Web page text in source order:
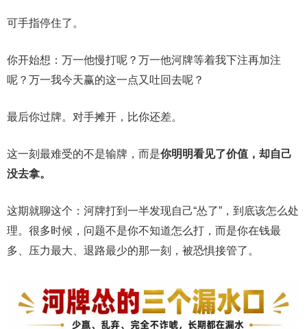
可手指停住了。
你开始想：万一他慢打呢？万一他河牌等着我下注再加注
呢？万一我今天赢的这一点又吐回去呢？
最后你过牌。对手摊开，比你还差。
这一刻最难受的不是输牌，而是你明明看见了价值，却自己
没去拿。
这期就聊这个：河牌打到一半发现自己“怂了”，到底该怎么处
理。很多时候，问题不是你不知道怎么打，而是你在钱最
多、压力最大、退路最少的那一刻，被恐惧接管了。